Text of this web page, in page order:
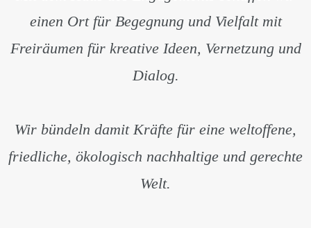
einen Ort für Begegnung und Vielfalt mit
Freiräumen für kreative Ideen, Vernetzung und
Dialog.
Wir bündeln damit Kräfte für eine weltoffene,
friedliche, ökologisch nachhaltige und gerechte
Welt.